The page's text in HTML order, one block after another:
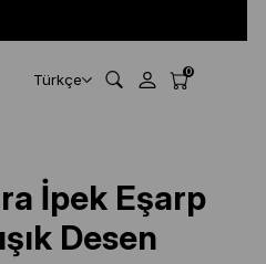
Türkçe 0
İpek Eşarp
Desen